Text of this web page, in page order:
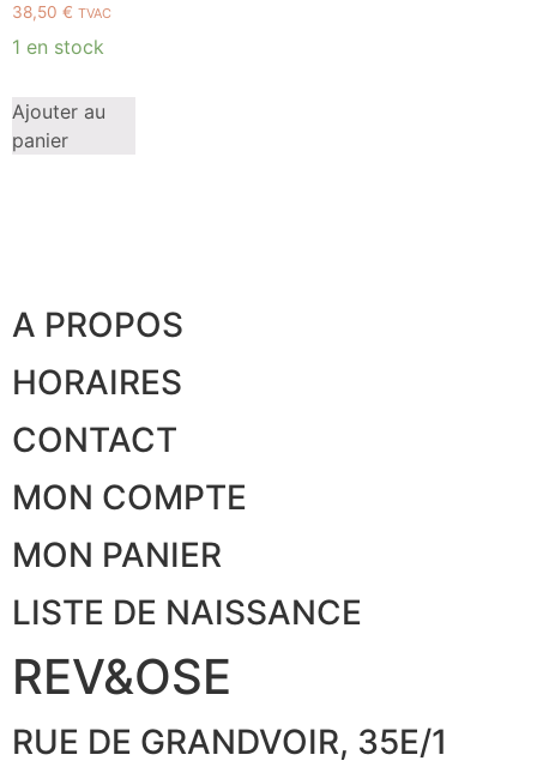
38,50 € TVAC
1 en stock
Ajouter au
panier
A PROPOS
HORAIRES
CONTACT
MON COMPTE
MON PANIER
LISTE DE NAISSANCE
REV&OSE
RUE DE GRANDVOIR, 35E/1